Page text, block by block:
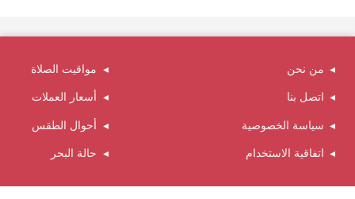
من نحن
اتصل بنا
سياسة الخصوصية
اتفاقية الاستخدام
مواقيت الصلاة
أسعار العملات
أحوال الطقس
حالة البحر